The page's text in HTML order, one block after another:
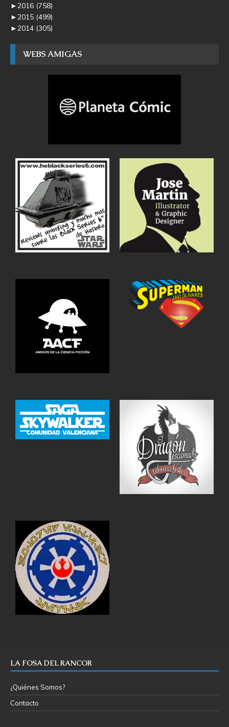
►2016 (758)
►2015 (499)
►2014 (305)
WEBS AMIGAS
LA FOSA DEL RANCOR
¿Quiénes Somos?
Contacto